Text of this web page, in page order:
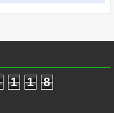
1 1 8